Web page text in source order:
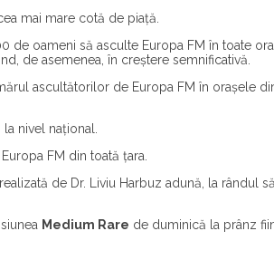
mai mare cotă de piață.
de oameni să asculte Europa FM în toate
de asemenea, în creștere semnificativă.
ascultătorilor de Europa FM în orașele
nivel național.
FM din toată țara.
de Dr. Liviu Harbuz adună, la rândul
Medium Rare de duminică la prânz